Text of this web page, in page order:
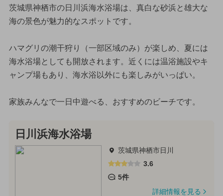
茨城県神栖市の日川浜海水浴場は、真白な砂浜と雄大な
海の景色が魅力的なスポットです。
ハマグリの潮干狩り（一部区域のみ）が楽しめ、夏には
海水浴場としても開放されます。近くには温浴施設やキ
ャンプ場もあり、海水浴以外にも楽しみがいっぱい。
家族みんなで一日中遊べる、おすすめのビーチです。
日川浜海水浴場
茨城県神栖市日川
3.6
5件
詳細情報を見る